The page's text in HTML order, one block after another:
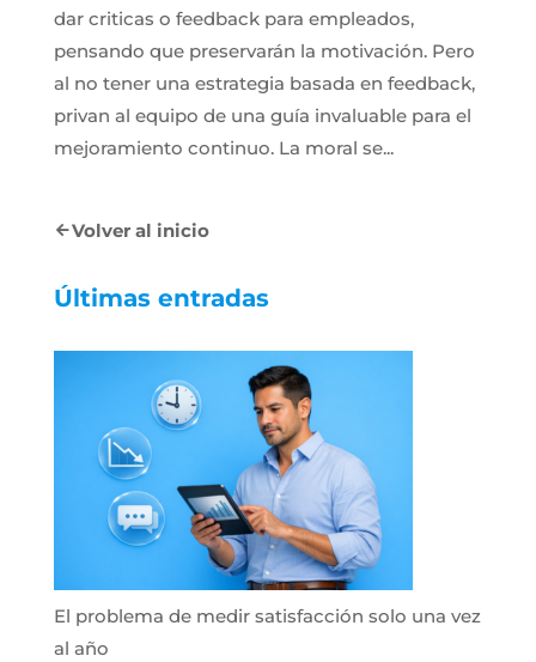
dar criticas o feedback para empleados,
pensando que preservarán la motivación. Pero
al no tener una estrategia basada en feedback,
privan al equipo de una guía invaluable para el
mejoramiento continuo. La moral se...
Volver al inicio
Últimas entradas
El problema de medir satisfacción solo una vez
al año